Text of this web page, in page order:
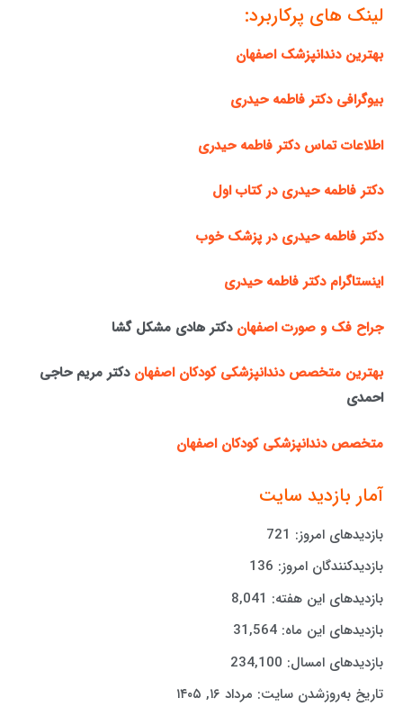
لینک های پرکاربرد:
بهترین دندانپزشک اصفهان
بیوگرافی دکتر فاطمه حیدری
اطلاعات تماس دکتر فاطمه حیدری
دکتر فاطمه حیدری در کتاب اول
دکتر فاطمه حیدری در پزشک خوب
اینستاگرام دکتر فاطمه حیدری
جراح فک و صورت اصفهان دکتر هادی مشکل گشا
بهترین متخصص دندانپزشکی کودکان اصفهان دکتر مریم حاجی
احمدی
متخصص دندانپزشکی کودکان اصفهان
آمار بازدید سایت
بازدیدهای امروز: 721
بازدیدکنندگان امروز: 136
بازدیدهای این هفته: 8,041
بازدیدهای این ماه:31,564
بازدیدهای امسال: 234,100
تاریخ به‌روزشدن سایت: مرداد ۱۶, ۱۴۰۵